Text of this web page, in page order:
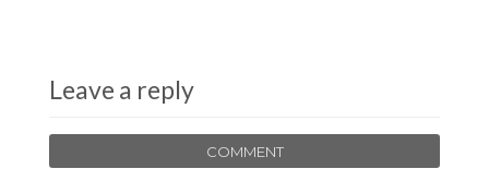
Leave a reply
COMMENT